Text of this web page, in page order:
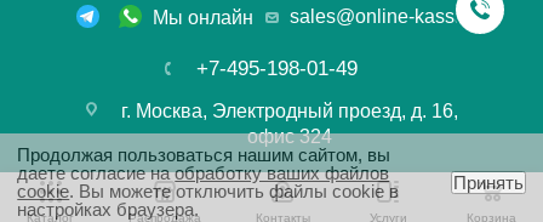
Мы онлайн sales@online-kassa.info
+7-495-198-01-49
г. Москва, Электродный проезд, д. 16,
офис 324
Каталог Распродажа Контакты Услуги Корзина
Продолжая пользоваться нашим сайтом, вы
даете согласие наобработку ваших файлов
cookie. Вы можете отключить файлы cookie в
настройках браузера.
Принять